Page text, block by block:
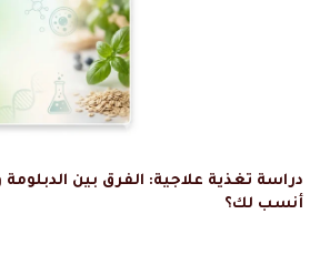
دراسة تغذية علاجية: الفرق بين
أنسب لك؟